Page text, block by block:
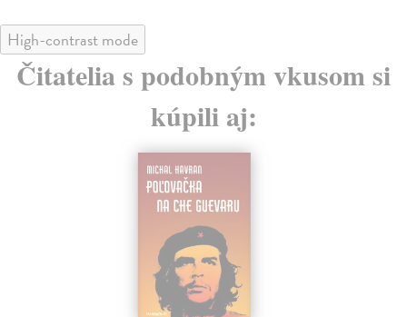
High-contrast mode
Čitatelia s podobným vkusom si
kúpili aj: